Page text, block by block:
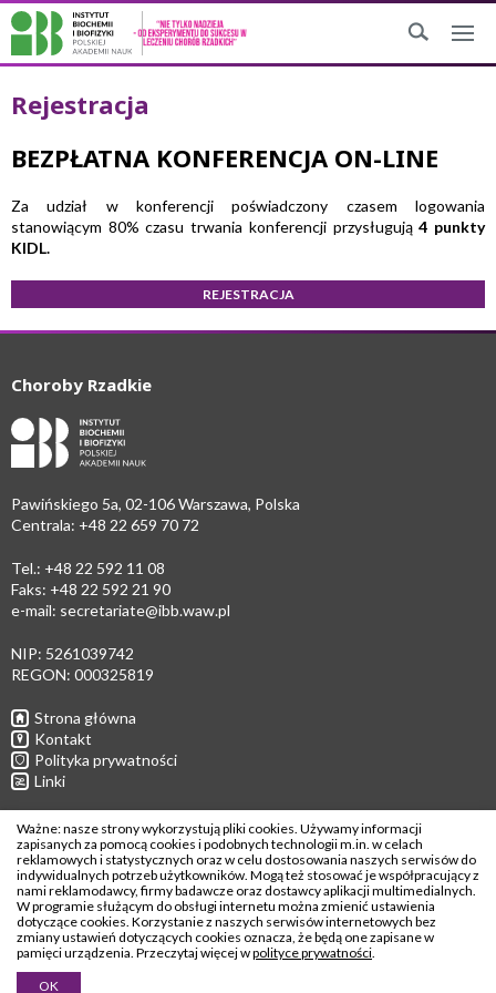
Rejestracja
BEZPŁATNA KONFERENCJA ON-LINE
Za udział w konferencji poświadczony czasem logowania
stanowiącym 80% czasu trwania konferencji przysługują4 punkty
KIDL.
REJESTRACJA
Choroby Rzadkie
Pawińskiego 5a, 02-106 Warszawa, Polska
Centrala: +48 22 659 70 72
Tel.: +48 22 592 11 08
Faks: +48 22 592 21 90
e-mail: secretariate@ibb.waw.pl
NIP: 5261039742
REGON: 000325819
Strona główna
Kontakt
Polityka prywatności
Linki
Follow us
Copyright © 2026
Institute of Biochemistry and Biophysics
Polish Academy of Sciences
Ważne: nasze strony wykorzystują pliki cookies. Używamy informacji
zapisanych za pomocą cookies i podobnych technologii m.in. w celach
reklamowych i statystycznych oraz w celu dostosowania naszych serwisów do
indywidualnych potrzeb użytkowników. Mogą też stosować je współpracujący z
nami reklamodawcy, firmy badawcze oraz dostawcy aplikacji multimedialnych.
W programie służącym do obsługi internetu można zmienić ustawienia
dotyczące cookies. Korzystanie z naszych serwisów internetowych bez
zmiany ustawień dotyczących cookies oznacza, że będą one zapisane w
pamięci urządzenia. Przeczytaj więcej wpolityce prywatności.
OK